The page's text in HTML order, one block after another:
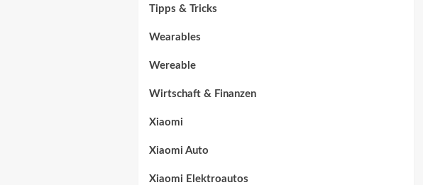
Tipps & Tricks
Wearables
Wereable
Wirtschaft & Finanzen
Xiaomi
Xiaomi Auto
Xiaomi Elektroautos